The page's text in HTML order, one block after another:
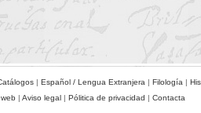
| Español / Lengua Extranjera | Filología |
| Aviso legal | Pólitica de privacidad | Contacta